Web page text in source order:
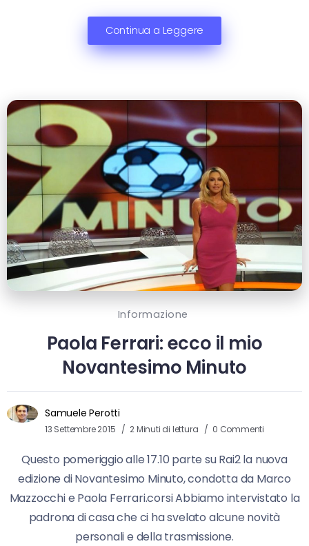
Continua a Leggere
Informazione
Paola Ferrari: ecco il mio
Novantesimo Minuto
Samuele Perotti
13 Settembre 2015 2 Minuti di lettura 0 Commenti
Questo pomeriggio alle 17.10 parte su Rai2 la nuova
edizione di Novantesimo Minuto, condotta da Marco
Mazzocchi e Paola Ferrari.corsi Abbiamo intervistato la
padrona di casa che ci ha svelato alcune novità
personali e della trasmissione.